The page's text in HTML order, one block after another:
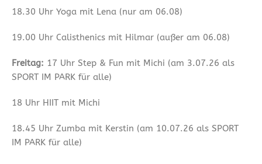
18.30 Uhr Yoga mit Lena (nur am 06.08)
19.00 Uhr Calisthenics mit Hilmar (außer am 06.08)
Freitag: 17 Uhr Step & Fun mit Michi (am 3.07.26 als
SPORT IM PARK für alle)
18 Uhr HIIT mit Michi
18.45 Uhr Zumba mit Kerstin (am 10.07.26 als SPORT
IM PARK für alle)